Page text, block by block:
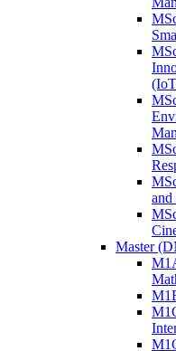
Master